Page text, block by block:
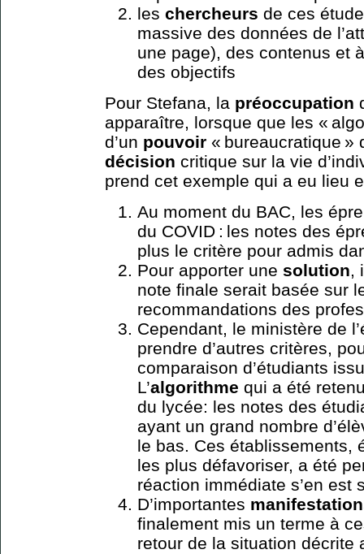
les chercheurs de ces
massive des données de
une page), des contenus et
des objectifs
Pour Stefana, la préoccupation
apparaître, lorsque que les «
d’un pouvoir « bureaucratique »
décision critique sur la vie
prend cet exemple qui a eu lieu
Au moment du BAC, les
du COVID : les notes des
plus le critère pour admis
Pour apporter une solution,
note finale serait basée sur
recommandations des
Cependant, le ministère de
prendre d’autres critères,
comparaison d’étudiants
L’algorithme qui a été
du lycée: les notes des
ayant un grand nombre
le bas. Ces établissements,
les plus défavoriser, a été
réaction immédiate s’en est
D’importantes
finalement mis un terme à
retour de la situation décrite